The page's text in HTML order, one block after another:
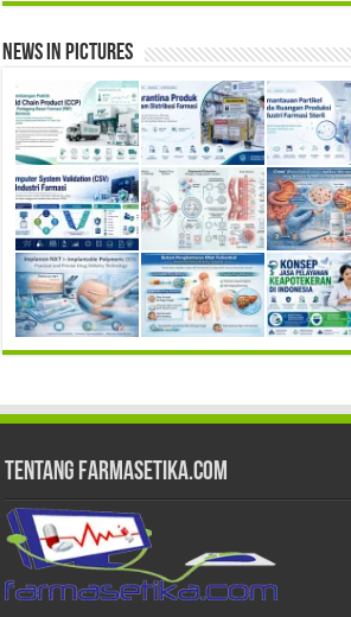
News in Pictures
Tentang Farmasetika.com